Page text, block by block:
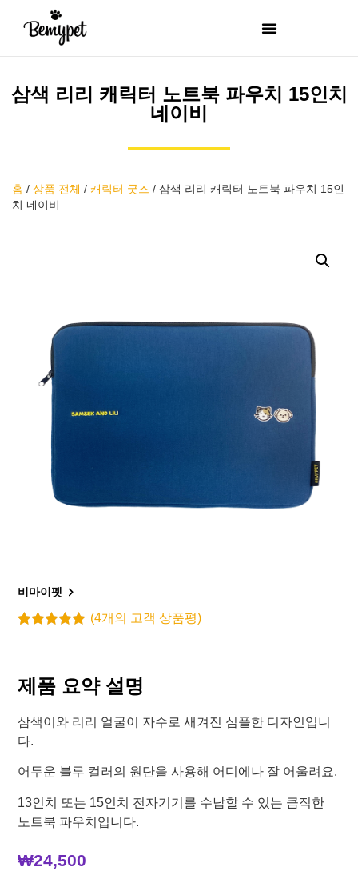
삼색 리리 캐릭터 노트북 파우치 15인치
네이비
홈 / 상품 전체 / 캐릭터 굿즈 / 삼색 리리 캐릭터 노트북 파우치 15인
치 네이비
비마이펫
점 만점에
점으로 평가
(4개의 고객 상품평)
제품 요약 설명
삼색이와 리리 얼굴이 자수로 새겨진 심플한 디자인입니
다.
어두운 블루 컬러의 원단을 사용해 어디에나 잘 어울려요.
13인치 또는 15인치 전자기기를 수납할 수 있는 큼직한
노트북 파우치입니다.
₩24,500